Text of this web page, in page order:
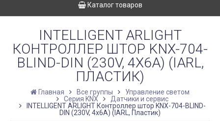
Каталог товаров
INTELLIGENT ARLIGHT
КОНТРОЛЛЕР ШТОР KNX-704-
BLIND-DIN (230V, 4X6A) (IARL,
ПЛАСТИК)
Главная Все группы
Управление светом
Серия KNX
Датчики и сервис
INTELLIGENT ARLIGHT Контроллер штор KNX-704-BLIND-
DIN (230V, 4x6A) (IARL, Пластик)